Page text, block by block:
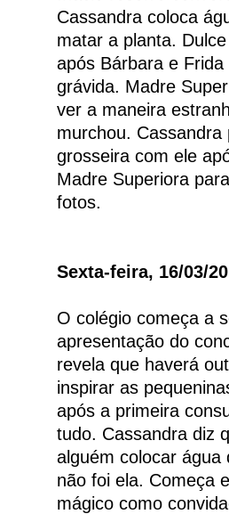
Cassandra coloca
matar a planta.
após Bárbara e
grávida. Madre
ver a maneira
murchou.
grosseira com ele
Madre Superiora
fotos.
Sexta-feira, 16/03/
O colégio começa a
apresentação do
revela que haverá
inspirar as
após a primeira
tudo. Cassandra diz
alguém colocar água
não foi ela. Começa
mágico como